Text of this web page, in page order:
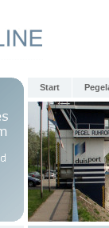
Start